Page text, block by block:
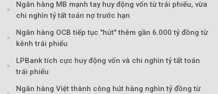
Ngân hàng MB mạnh tay huy động vốn từ trái phiếu, vừa
chi nghìn tỷ tất toán nợ trước hạn
Ngân hàng OCB tiếp tục "hút" thêm gần 6.000 tỷ đồng từ
kênh trái phiếu
LPBank tích cực huy động vốn và chi nghìn tỷ tất toán
trái phiếu
Ngân hàng Việt thành công hút hàng nghìn tỷ đồng từ